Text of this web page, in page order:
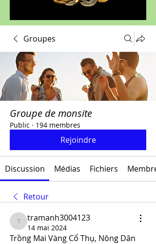
Groupes
Groupe de monsite
Public · 194 membres
Rejoindre
Discussion Médias Fichiers
Retour
tramanh3004123
tramanh3004123
14 mai 2024
Trồng Mai Vàng Cổ Thụ, Nông Dân